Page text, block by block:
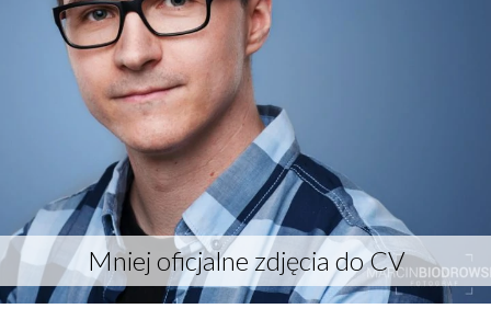
Mniej oficjalne zdjęcia do CV